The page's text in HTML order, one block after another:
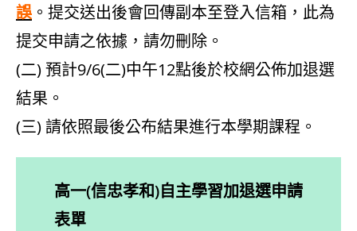
誤 。提交送出後會回傳副本至登入信箱，此為
提交申請之依據，請勿刪除。
(二) 預計9/6(二)中午12點後於校網公佈加退選
結果。
(三) 請依照最後公布結果進行本學期課程。
高一(信忠孝和)自主學習加退選申請
表單